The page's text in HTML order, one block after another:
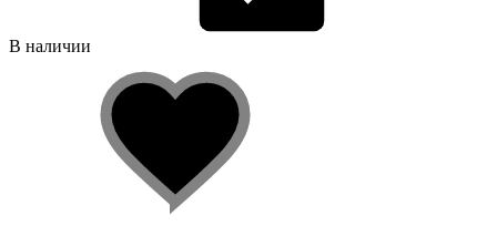
В наличии